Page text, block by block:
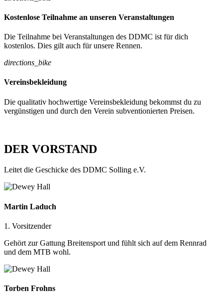
Kostenlose Teilnahme an unseren Veranstaltungen
Die Teilnahme bei Veranstaltungen des DDMC ist für dich
kostenlos. Dies gilt auch für unsere Rennen.
directions_bike
Vereinsbekleidung
Die qualitativ hochwertige Vereinsbekleidung bekommst du zu
vergünstigen und durch den Verein subventionierten Preisen.
DER VORSTAND
Leitet die Geschicke des DDMC Solling e.V.
Martin Laduch
1. Vorsitzender
Gehört zur Gattung Breitensport und fühlt sich auf dem Rennrad
und dem MTB wohl.
Torben Frohns